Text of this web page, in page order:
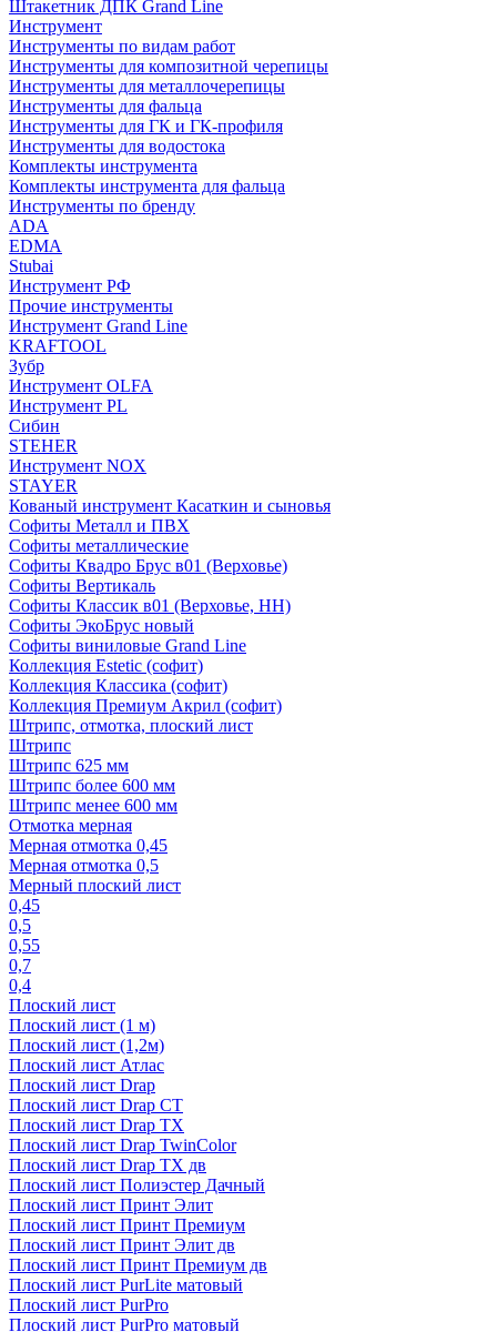
Штакетник ДПК Grand Line
Инструмент
Инструменты по видам работ
Инструменты для композитной черепицы
Инструменты для металлочерепицы
Инструменты для фальца
Инструменты для ГК и ГК-профиля
Инструменты для водостока
Комплекты инструмента
Комплекты инструмента для фальца
Инструменты по бренду
ADA
EDMA
Stubai
Инструмент РФ
Прочие инструменты
Инструмент Grand Line
KRAFTOOL
Зубр
Инструмент OLFA
Инструмент PL
Сибин
STEHER
Инструмент NOX
STAYER
Кованый инструмент Касаткин и сыновья
Софиты Металл и ПВХ
Софиты металлические
Софиты Квадро Брус в01 (Верховье)
Софиты Вертикаль
Софиты Классик в01 (Верховье, НН)
Софиты ЭкоБрус новый
Софиты виниловые Grand Line
Коллекция Estetic (софит)
Коллекция Классика (софит)
Коллекция Премиум Акрил (софит)
Штрипс, отмотка, плоский лист
Штрипс
Штрипс 625 мм
Штрипс более 600 мм
Штрипс менее 600 мм
Отмотка мерная
Мерная отмотка 0,45
Мерная отмотка 0,5
Мерный плоский лист
0,45
0,5
0,55
0,7
0,4
Плоский лист
Плоский лист (1 м)
Плоский лист (1,2м)
Плоский лист Атлас
Плоский лист Drap
Плоский лист Drap СТ
Плоский лист Drap TX
Плоский лист Drap TwinColor
Плоский лист Drap ТХ дв
Плоский лист Полиэстер Дачный
Плоский лист Принт Элит
Плоский лист Принт Премиум
Плоский лист Принт Элит дв
Плоский лист Принт Премиум дв
Плоский лист PurLite матовый
Плоский лист PurPro
Плоский лист PurPro матовый